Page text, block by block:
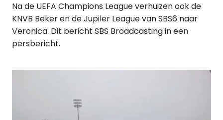
Na de UEFA Champions League verhuizen ook de
KNVB Beker en de Jupiler League van SBS6 naar
Veronica. Dit bericht SBS Broadcasting in een
persbericht.